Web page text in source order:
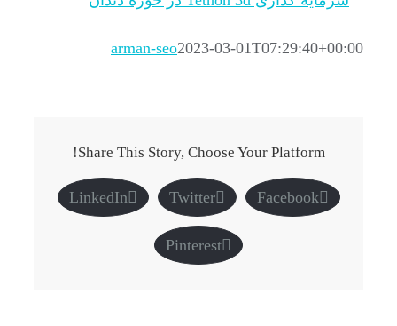
arman-seo2023-03-01T07:29:40+00:00
Share This Story, Choose Your Platform!
Facebook
Twitter
LinkedIn
Pinterest